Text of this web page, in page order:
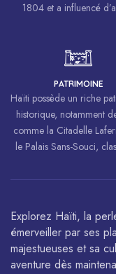
1804 et a influencé
luttes pour la liberté et
PATRIMOINE
Haïti possède un riche
historique, notamment
comme la Citadelle
le Palais Sans-Souci,
l’UNESCO.
Explorez Haïti, la
émerveiller par ses
majestueuses et sa
aventure dès